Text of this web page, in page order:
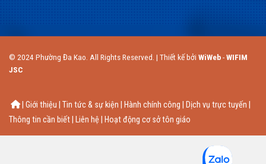
© 2024 Phường Đa Kao. All Rights Reserved. | Thiết kế bởi WiWeb-WIFIM
JSC
| Giới thiệu | Tin tức & sự kiện | Hành chính công | Dịch vụ trực tuyến |
Thông tin cần biết | Liên hệ | Hoạt động cơ sở tôn giáo